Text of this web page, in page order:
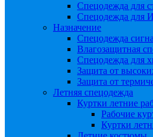
Спецодежда для
Спецодежда для
Назначение
Спецодежда
Влагозащитная
Спецодежда для
Защита от
Защита от
Летняя спецодежда
Куртки летние
Рабочие
Куртки